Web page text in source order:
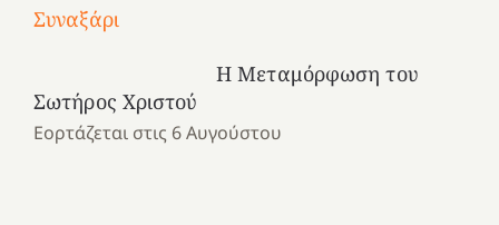
Συναξάρι
Η Μεταμόρφωση του
Σωτήρος Χριστού
Εορτάζεται στις 6 Αυγούστου
Μια
ένα
καλοκαίρι
και
Νοσοκομείο
“Ερυθρός
Κατασκηνωτικές
το
Ελληνικό